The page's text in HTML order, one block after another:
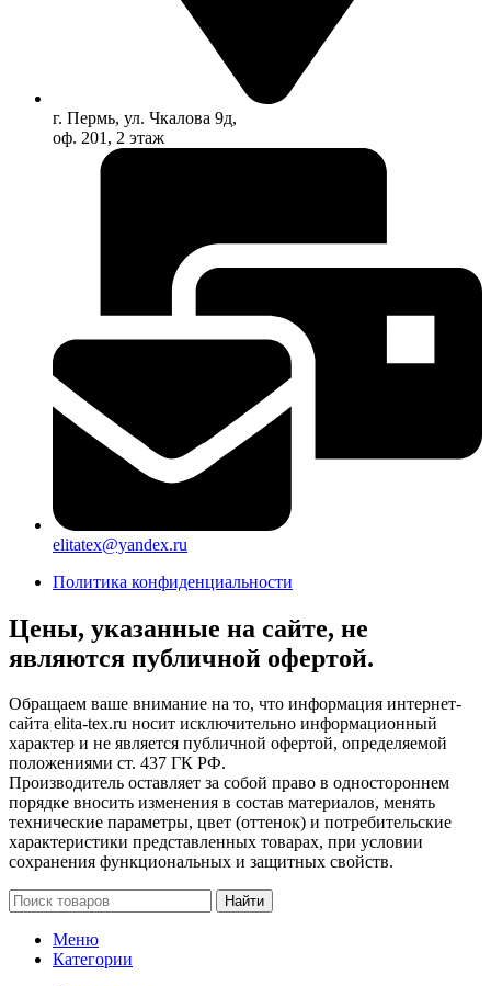
г. Пермь, ул. Чкалова 9д,
оф. 201, 2 этаж
elitatex@yandex.ru
Политика конфиденциальности
Цены, указанные на сайте, не
являются публичной офертой.
Обращаем ваше внимание на то, что информация интернет-
сайта elita-tex.ru носит исключительно информационный
характер и не является публичной офертой, определяемой
положениями ст. 437 ГК РФ.
Производитель оставляет за собой право в одностороннем
порядке вносить изменения в состав материалов, менять
технические параметры, цвет (оттенок) и потребительские
характеристики представленных товарах, при условии
сохранения функциональных и защитных свойств.
Найти
Меню
Категории